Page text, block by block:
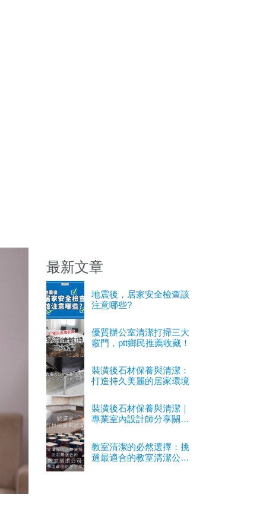
最新文章
地震後，居家安全檢查該
注意哪些?
優質辦公室清潔打掃三大
竅門，ptt鄉民推薦收藏！
裝潢後石材保養與清潔：
打造持久美麗的居家環境
裝潢後石材保養與清潔｜
專業室內設計師分享關鍵
教室清潔的必然選擇：挑
選最適合的教室清潔公司